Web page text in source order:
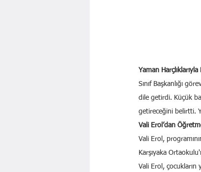
Yaman Harçlıklarıyla
Sınıf Başkanlığı
dile getirdi. Küçük
getireceğini belirtti.
Vali Erol’dan
Vali Erol,
Karşıyaka
Vali Erol, çocukların